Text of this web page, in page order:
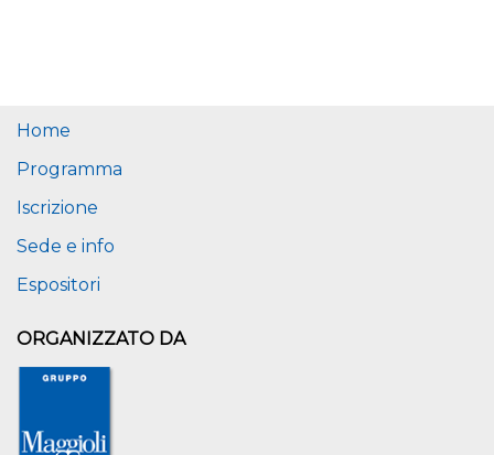
Home
Programma
Iscrizione
Sede e info
Espositori
ORGANIZZATO DA